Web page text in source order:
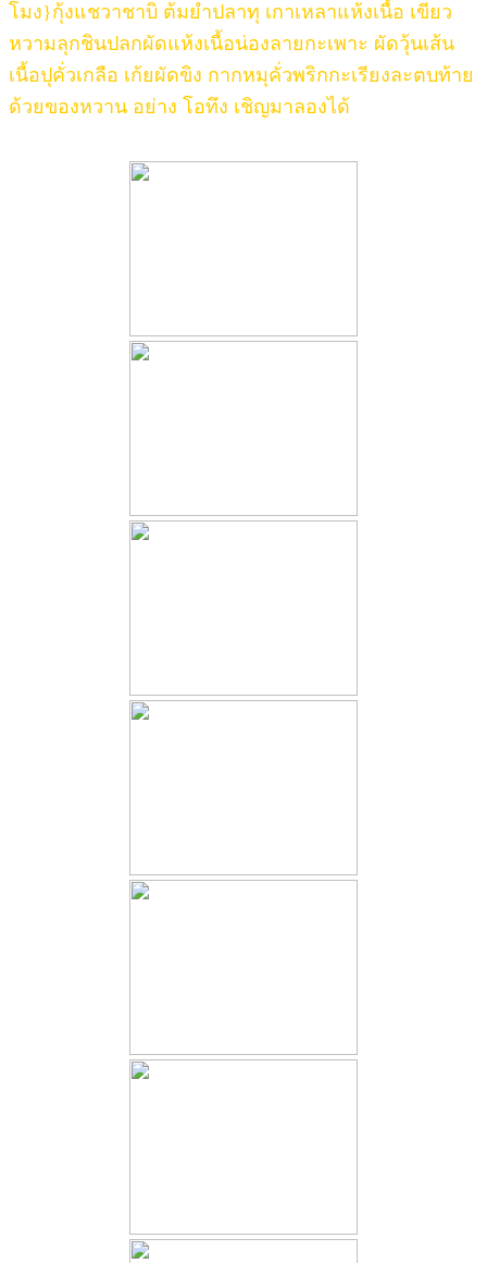
โมง}กุ้งแชวาชาบิ ต้มยำปลาทุ เกาเหลาแห้งเนื้อ เขียว
หวามลุกชินปลกผัดแห้งเนื้อน่องลายกะเพาะ ผัดวุ้นเส้น
เนื้อปุคั่วเกลือ เก้ยผัดขิง กากหมุคั่วพริกกะเรียงละตบท้าย
ด้วยของหวาน อย่าง โอทึง เชิญมาลองได้